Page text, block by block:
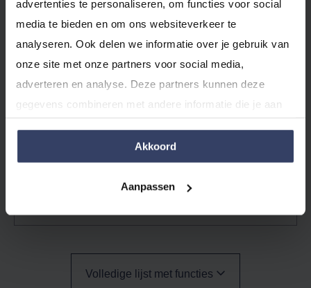
advertenties te personaliseren, om functies voor social
media te bieden en om ons websiteverkeer te
analyseren. Ook delen we informatie over je gebruik van
onze site met onze partners voor social media,
adverteren en analyse. Deze partners kunnen deze
gegevens combineren met andere informatie die je aan
van jouw gebruik van hun services.
Akkoord
Aanpassen
Standaard + Factureren
Onbeperkt boekhouden en factureren.
24,00
12,00/maand
Bespaar €12,00
Gratis uitproberen
Volledige lijst met functies